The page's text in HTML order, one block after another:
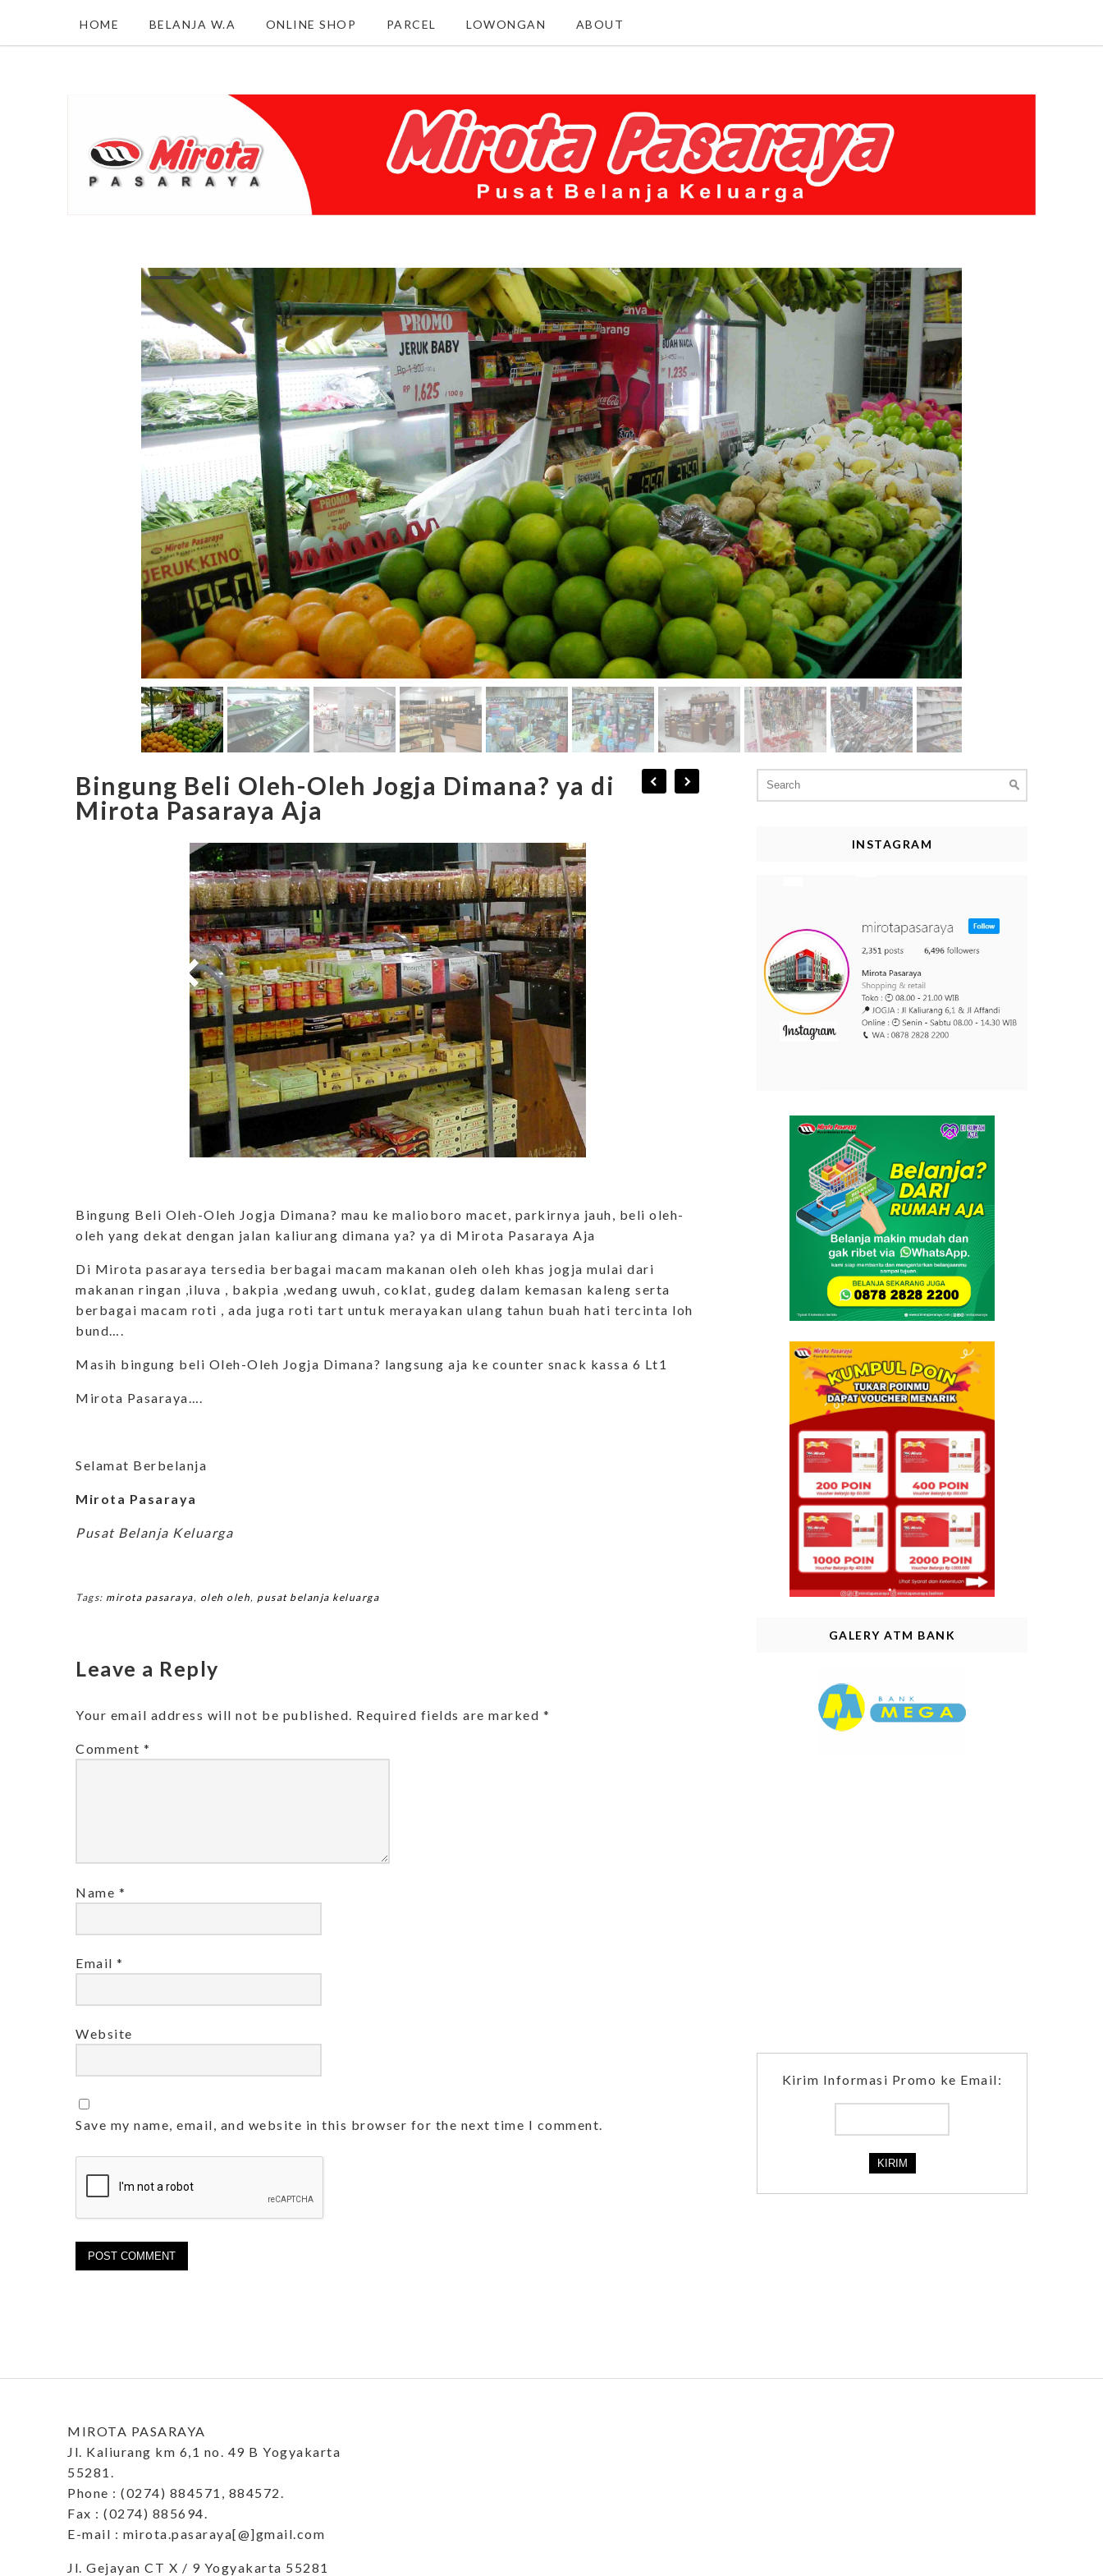
HOME BELANJA W.A ONLINE SHOP PARCEL LOWONGAN ABOUT
Bingung Beli Oleh-Oleh Jogja Dimana? ya di
Mirota Pasaraya Aja
Bingung Beli Oleh-Oleh Jogja Dimana? mau ke malioboro macet, parkirnya jauh, beli oleh-
oleh yang dekat dengan jalan kaliurang dimana ya? ya di Mirota Pasaraya Aja
Di Mirota pasaraya tersedia berbagai macam makanan oleh oleh khas jogja mulai dari
makanan ringan ,iluva , bakpia ,wedang uwuh, coklat, gudeg dalam kemasan kaleng serta
berbagai macam roti , ada juga roti tart untuk merayakan ulang tahun buah hati tercinta loh
bund….
Masih bingung beli Oleh-Oleh Jogja Dimana? langsung aja ke counter snack kassa 6 Lt1
Mirota Pasaraya….
Selamat Berbelanja
Mirota Pasaraya
Pusat Belanja Keluarga
Tags: mirota pasaraya, oleh oleh, pusat belanja keluarga
Leave a Reply
Your email address will not be published. Required fields are marked *
Comment *
Name *
Email *
Website
Save my name, email, and website in this browser for the next time I comment.
for:
INSTAGRAM
GALERY ATM BANK
Kirim Informasi Promo ke Email:
MIROTA PASARAYA
Jl. Kaliurang km 6,1 no. 49 B Yogyakarta
55281.
Phone : (0274) 884571, 884572.
Fax : (0274) 885694.
E-mail : mirota.pasaraya[@]gmail.com
Jl. Gejayan CT X / 9 Yogyakarta 55281